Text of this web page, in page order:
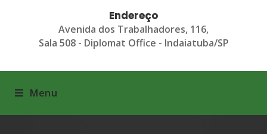
Endereço
Avenida dos Trabalhadores, 116,
Sala 508 - Diplomat Office - Indaiatuba/SP
Menu